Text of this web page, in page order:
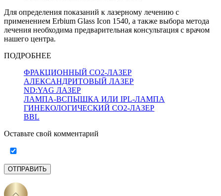
Для определения показаний к лазерному лечению с
применением Erbium Glass Icon 1540, а также выбора метода
лечения необходима предварительная консультация с врачом
нашего центра.
ПОДРОБНЕЕ
ФРАКЦИОННЫЙ CO2-ЛАЗЕР
АЛЕКСАНДРИТОВЫЙ ЛАЗЕР
ND:YAG ЛАЗЕР
ЛАМПА-ВСПЫШКА ИЛИ IPL-ЛАМПА
ГИНЕКОЛОГИЧЕСКИЙ CO2-ЛАЗЕР
BBL
Оставьте свой комментарий
ОТПРАВИТЬ